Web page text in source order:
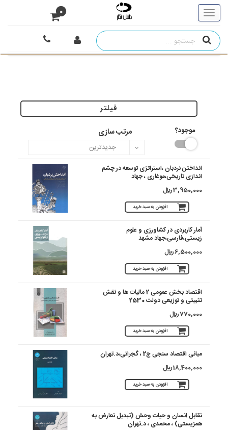
0
فیلتر
موجود؟ مرتب سازی
انداختن نردبان ،استراتژی توسعه در چشم
اندازی تاریخی،موغاری ، جهاد
3,950,000 ريال
افزودن به سبد خرید
آمار کاربردی در کشاورزی و علوم
زیستی،فارسی،جهاد مشهد
6,500,000 ريال
افزودن به سبد خرید
اقتصاد بخش عمومی 2 مالیات ها و نقش
تثبیتی و توزیعی دولت 2530
770,000 ريال
افزودن به سبد خرید
مبانی اقتصاد سنجی ج2 ، گجراتی،د.تهران
18,400,000 ريال
افزودن به سبد خرید
تقابل انسان و حیات وحش (تبدیل تعارض به
همزیستی) ، محمدی ، د.تهران